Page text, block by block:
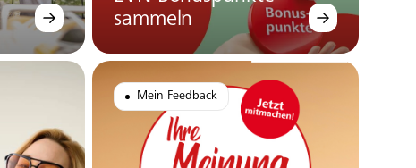
sammeln
Mein Feedback